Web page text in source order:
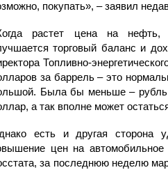
покупать», – заявил
растет цена на нефть,
торговый баланс и
Топливно-
за баррель – это
Была бы меньше –
а так вполне может
есть и другая сторона
цен на
за последнюю неделю